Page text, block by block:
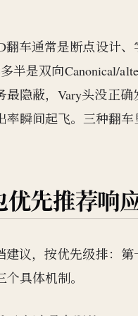
车通常是断点设计
半是双向Canonical/
隐蔽，Vary头没正
瞬间起飞。三种翻
先推荐响应
议，按优先级排：
具体机制。